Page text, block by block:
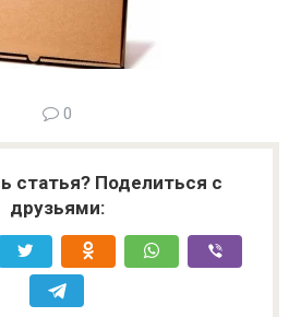
0
статья? Поделиться с
друзьями: